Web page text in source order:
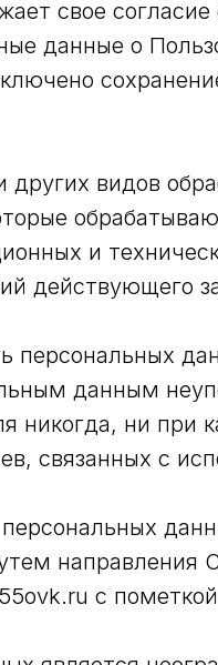
свое
данные о
видов
и
действующего
персональных
данным
никогда, ни при
связанных с
направления
с